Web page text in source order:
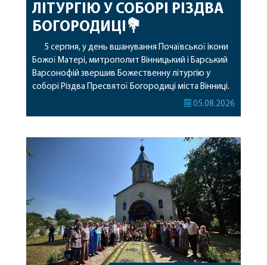
ЛІТУРГІЮ У СОБОРІ РІЗДВА
БОГОРОДИЦІ💐
5 серпня, у день вшанування Почаївської ікони
Божої Матері, митрополит Вінницький і Барський
Варсонофій звершив Божественну літургію у
соборі Різдва Пресвятої Богородиці міста Вінниці.
Його Високопреосвященству співслужили
священному сані. Під час богослужіння підносилися
особливі молитви за мир в Україні, за воїнів, які
05.08.2026